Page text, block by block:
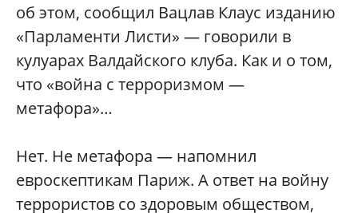
об этом, сообщил Вацлав Клаус изданию
«Парламенти Листи» — говорили в
кулуарах Валдайского клуба. Как и о том,
что «война с терроризмом —
метафора»…
Нет. Не метафора — напомнил
евроскептикам Париж. А ответ на войну
террористов со здоровым обществом,